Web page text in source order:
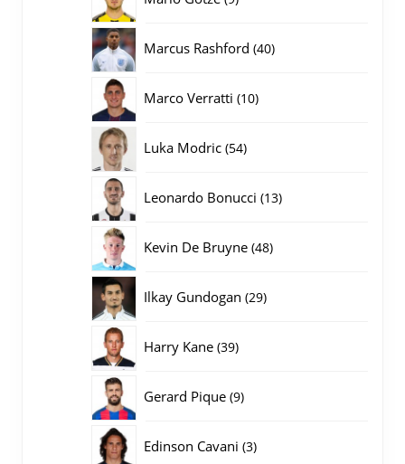
Marcus Rashford 4040
Marco Verratti 1010
Luka Modric 5454
Leonardo Bonucci 1313
Kevin De Bruyne 4848
Ilkay Gundogan 2929
Harry Kane 3939
Gerard Pique 99
Edinson Cavani 33